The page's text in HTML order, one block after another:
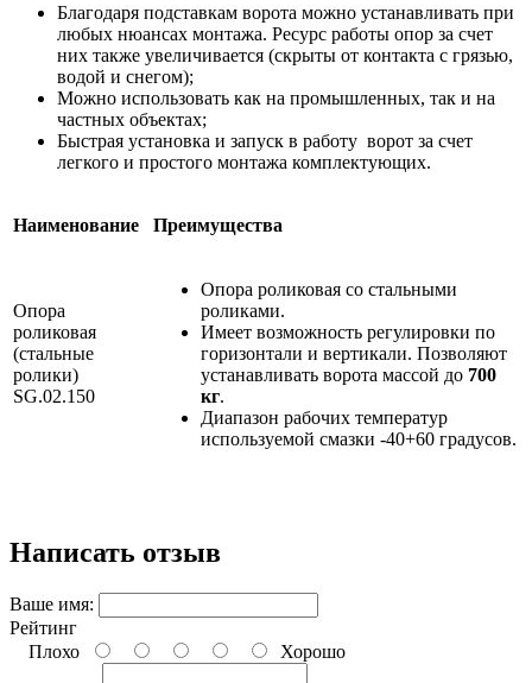
Благодаря подставкам ворота можно устанавливать при
любых нюансах монтажа. Ресурс работы опор за счет
них также увеличивается (скрыты от контакта с грязью,
водой и снегом);
Можно использовать как на промышленных, так и на
частных объектах;
Быстрая установка и запуск в работу ворот за счет
легкого и простого монтажа комплектующих.
Наименование Преимущества
Опора
роликовая
(стальные
ролики)
SG.02.150
Опора роликовая со стальными
роликами.
Имеет возможность регулировки по
горизонтали и вертикали. Позволяют
устанавливать ворота массой до 700
кг.
Диапазон рабочих температур
используемой смазки -40+60 градусов.
Написать отзыв
Ваше имя:
Рейтинг
Плохо
Хорошо